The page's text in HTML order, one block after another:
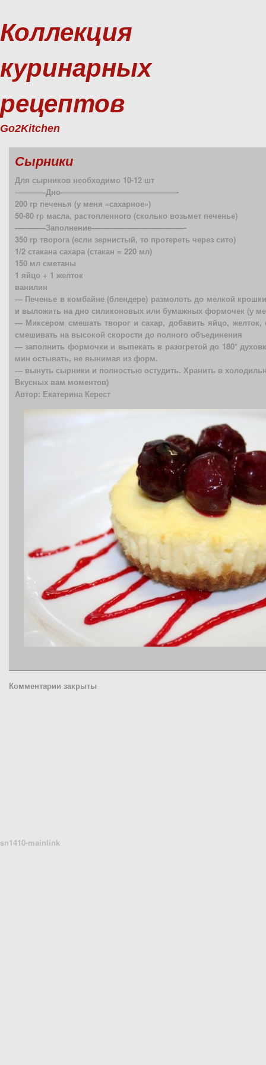
Коллекция
куринарных
рецептов
Go2Kitchen
Сырники
Для сырников необходимо 10-12 шт
————Дно———————————————-
200 гр печенья (у меня «сахарное»)
50-80 гр масла, растопленного (сколько возьмет печенье)
————Заполнение————————————-
350 гр творога (если зернистый, то протереть через сито)
1/2 стакана сахара (стакан = 220 мл)
150 мл сметаны
1 яйцо + 1 желток
ванилин
— Печенье в комбайне (блендере) размолоть до мелкой
и выложить на дно силиконовых или бумажных формочек (у
— Миксером смешать творог и сахар, добавить яйцо, желток,
смешивать на высокой скорости до полного объединения
— заполнить формочки и выпекать в разогретой до 180*
мин остывать, не вынимая из форм.
— вынуть сырники и полностью остудить. Хранить в
Вкусных вам моментов)
Автор: Екатерина Керест
Комментарии закрыты
sn1410-mainlink